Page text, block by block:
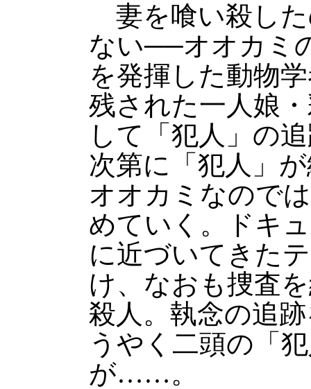
妻を喰い殺し
ない──オオカミ
を発揮した動物
残された一人娘
して「犯人」の
次第に「犯人」
オオカミなので
めていく。ドキ
に近づいてきた
け、なおも捜査
殺人。執念の追
うやく二頭の「
が……。